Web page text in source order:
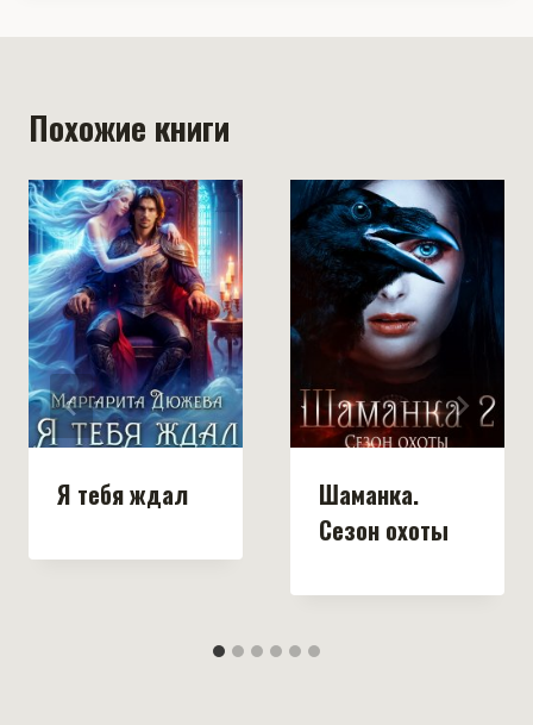
Похожие книги
Я тебя ждал
Шаманка.
Сезон охоты